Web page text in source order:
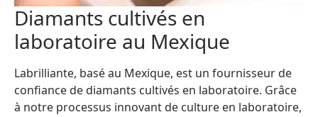
Diamants cultivés en
laboratoire au Mexique
Labrilliante, basé au Mexique, est un fournisseur de
confiance de diamants cultivés en laboratoire. Grâce
à notre processus innovant de culture en laboratoire,